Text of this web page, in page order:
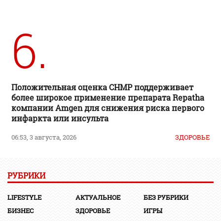
6.
Положительная оценка CHMP поддерживает
более широкое применение препарата Repatha
компании Amgen для снижения риска первого
инфаркта или инсульта
06:53, 3 августа, 2026 ЗДОРОВЬЕ
РУБРИКИ
LIFESTYLE АКТУАЛЬНОЕ
БЕЗ РУБРИКИ
БИЗНЕС
ЗДОРОВЬЕ
ИГРЫ